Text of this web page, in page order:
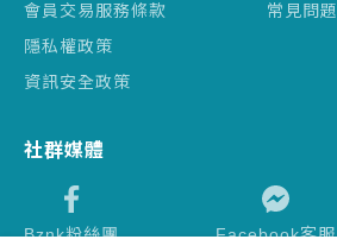
會員交易服務條款
隱私權政策
資訊安全政策
常見問題
社群媒體
Bznk粉絲團 Facebook客服